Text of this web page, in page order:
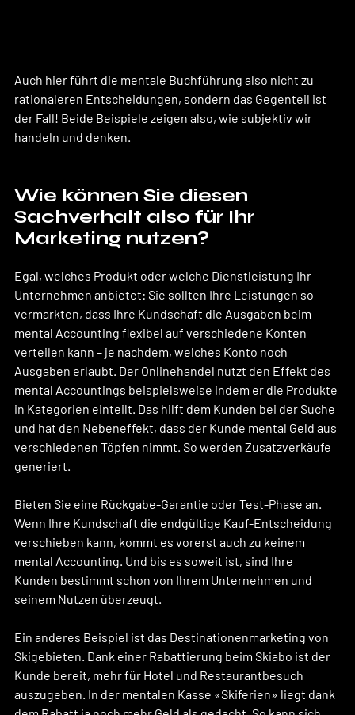
Auch hier führt die mentale Buchführung also nicht zu
rationaleren Entscheidungen, sondern das Gegenteil ist
der Fall! Beide Beispiele zeigen also, wie subjektiv wir
handeln und denken.
Wie können Sie diesen
Sachverhalt also für Ihr
Marketing nutzen?
Egal, welches Produkt oder welche Dienstleistung Ihr
Unternehmen anbietet: Sie sollten Ihre Leistungen so
vermarkten, dass Ihre Kundschaft die Ausgaben beim
mental Accounting flexibel auf verschiedene Konten
verteilen kann – je nachdem, welches Konto noch
Ausgaben erlaubt. Der Onlinehandel nutzt den Effekt des
mental Accountings beispielsweise indem er die Produkte
in Kategorien einteilt. Das hilft dem Kunden bei der Suche
und hat den Nebeneffekt, dass der Kunde mental Geld aus
verschiedenen Töpfen nimmt. So werden Zusatzverkäufe
generiert.
Bieten Sie eine Rückgabe-Garantie oder Test-Phase an.
Wenn Ihre Kundschaft die endgültige Kauf-Entscheidung
verschieben kann, kommt es vorerst auch zu keinem
mental Accounting. Und bis es soweit ist, sind Ihre
Kunden bestimmt schon von Ihrem Unternehmen und
seinem Nutzen überzeugt.
Ein anderes Beispiel ist das Destinationenmarketing von
Skigebieten. Dank einer Rabattierung beim Skiabo ist der
Kunde bereit, mehr für Hotel und Restaurantbesuch
auszugeben. In der mentalen Kasse «Skiferien» liegt dank